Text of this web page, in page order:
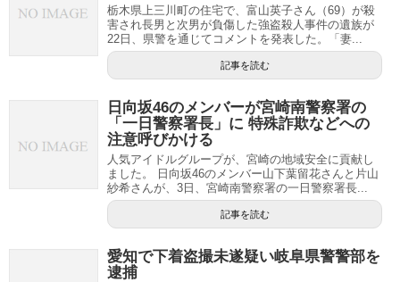
栃木県上三川町の住宅で、富山英子さん（69）が殺
害され長男と次男が負傷した強盗殺人事件の遺族が
22日、県警を通じてコメントを発表した。「妻...
記事を読む
日向坂46のメンバーが宮崎南警察署の
「一日警察署長」に 特殊詐欺などへの
注意呼びかける
人気アイドルグループが、宮崎の地域安全に貢献し
ました。 日向坂46のメンバー山下葉留花さんと片山
紗希さんが、3日、宮崎南警察署の一日警察署長...
記事を読む
愛知で下着盗撮未遂疑い岐阜県警警部を
逮捕